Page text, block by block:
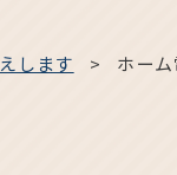
します ホー